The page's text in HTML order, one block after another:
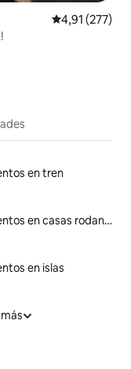
Calificación
4,91 (277)
en tren
Alojamientos en casas rodantes
en islas